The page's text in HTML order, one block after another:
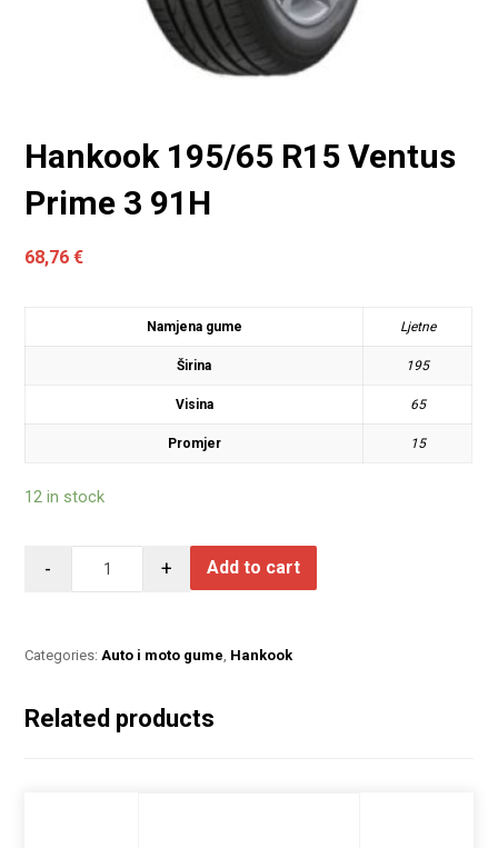
Hankook 195/65 R15 Ventus
Prime 3 91H
68,76€
Namjena gume Ljetne
Širina 195
Visina 65
Promjer 15
12 in stock
- + Add to cart
Categories:Auto i moto gume, Hankook
Related products